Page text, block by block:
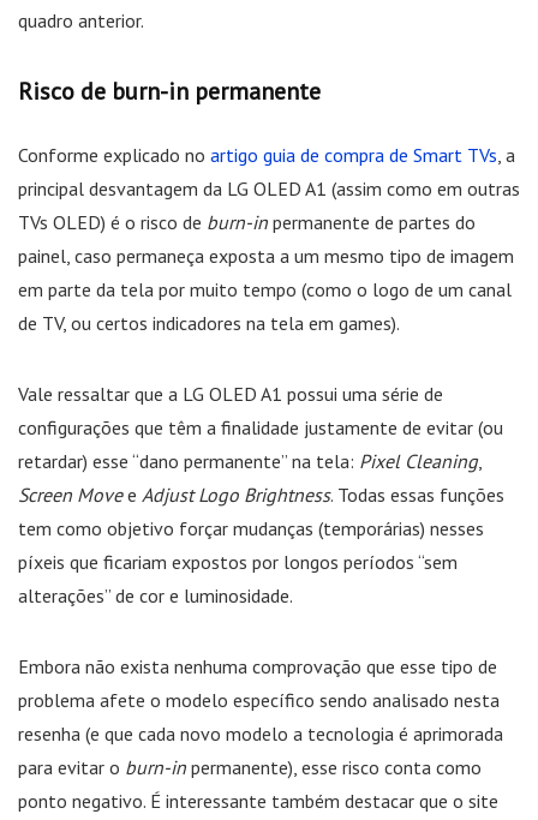
quadro anterior.
Risco de burn-in permanente
Conforme explicado no artigo guia de compra de Smart TVs , a
principal desvantagem da LG OLED A1 (assim como em outras
TVs OLED) é o risco de burn-in permanente de partes do
painel, caso permaneça exposta a um mesmo tipo de imagem
em parte da tela por muito tempo (como o logo de um canal
de TV, ou certos indicadores na tela em games).
Vale ressaltar que a LG OLED A1 possui uma série de
configurações que têm a finalidade justamente de evitar (ou
retardar) esse “dano permanente” na tela: Pixel Cleaning,
Screen Movee Adjust Logo Brightness. Todas essas funções
tem como objetivo forçar mudanças (temporárias) nesses
píxeis que ficariam expostos por longos períodos “sem
alterações” de cor e luminosidade.
Embora não exista nenhuma comprovação que esse tipo de
problema afete o modelo específico sendo analisado nesta
resenha (e que cada novo modelo a tecnologia é aprimorada
para evitar o burn-in permanente), esse risco conta como
ponto negativo. É interessante também destacar que o site